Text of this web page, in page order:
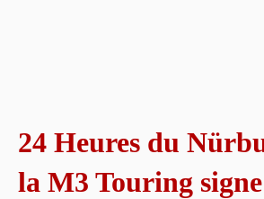
24 Heures du
la M3 Touring